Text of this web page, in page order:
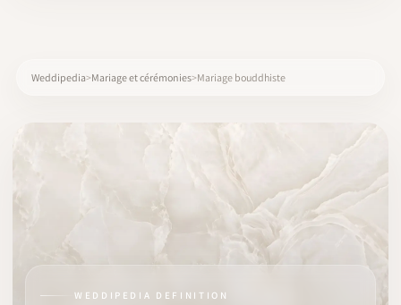
LOGICIEL
Weddipedia Mariage et cérémonies Mariage bouddhiste
WEDDIPEDIA DEFINITION